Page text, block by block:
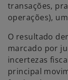
transações,
operações),
O resultado
marcado por
incertezas
principal